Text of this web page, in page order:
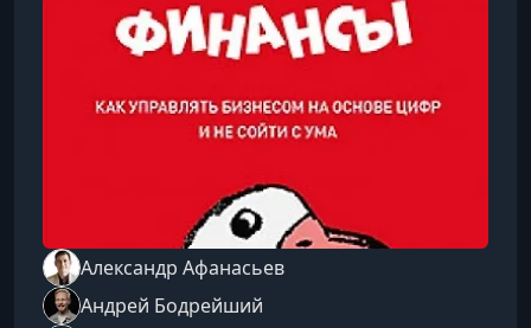
Александр Афанасьев
Андрей Бодрейший